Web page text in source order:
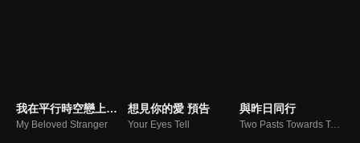
我在平行時空戀上妳 預告
My Beloved Stranger
想見你的愛 預告
Your Eyes Tell
與昨日同行
Two Pasts Towards Tomorrow